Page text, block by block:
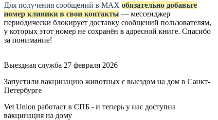
Для получения сообщений в МАХ обязательно добавьте
номер клиники в свои контакты — мессенджер
периодически блокирует доставку сообщений пользователям,
у которых этот номер не сохранён в адресной книге. Спасибо
за понимание!
Выездная служба 27 февраля 2026
Запустили вакцинацию животных с выездом на дом в Санкт-
Петербурге
Vet Union работает в СПБ - и теперь у нас доступна
вакцинация на дому